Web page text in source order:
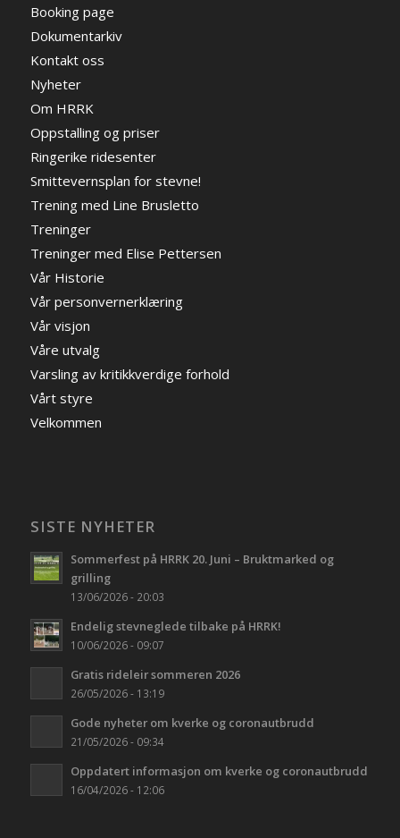
Booking page
Dokumentarkiv
Kontakt oss
Nyheter
Om HRRK
Oppstalling og priser
Ringerike ridesenter
Smittevernsplan for stevne!
Trening med Line Brusletto
Treninger
Treninger med Elise Pettersen
Vår Historie
Vår personvernerklæring
Vår visjon
Våre utvalg
Varsling av kritikkverdige forhold
Vårt styre
Velkommen
SISTE NYHETER
Sommerfest på HRRK 20. Juni – Bruktmarked og
grilling
13/06/2026 - 20:03
Endelig stevneglede tilbake på HRRK!
10/06/2026 - 09:07
Gratis rideleir sommeren 2026
26/05/2026 - 13:19
Gode nyheter om kverke og coronautbrudd
21/05/2026 - 09:34
Oppdatert informasjon om kverke og coronautbrudd
16/04/2026 - 12:06